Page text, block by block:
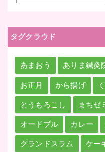
タグクラウド
あまおう ありま鍼灸
お正月 から揚げ
とうもろこし まちゼ
オードブル カレー
グランドスラム ケー